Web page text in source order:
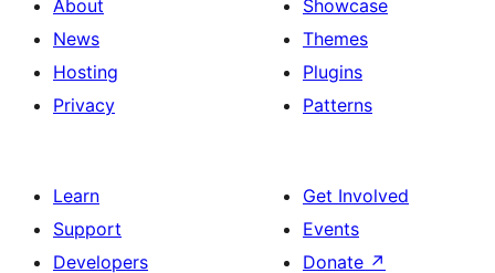
About
News
Hosting
Privacy
Showcase
Themes
Plugins
Patterns
Learn
Support
Developers
Get Involved
Events
Donate ↗